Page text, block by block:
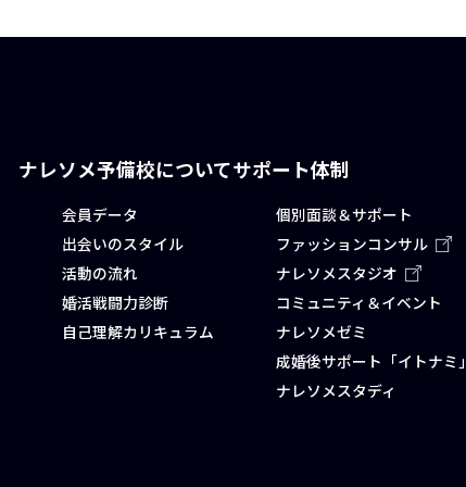
ナレソメ予備校について
会員データ
出会いのスタイル
活動の流れ
婚活戦闘力診断
自己理解カリキュラム
サポート体制
個別面談＆サポート
ファッションコンサル
ナレソメスタジオ
コミュニティ＆イベント
ナレソメゼミ
成婚後サポート「イトナミ」
ナレソメスタディ